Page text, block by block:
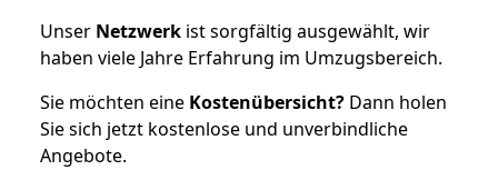
Unser Netzwerk ist sorgfältig ausgewählt, wir
haben viele Jahre Erfahrung im Umzugsbereich.
Sie möchten eine Kostenübersicht? Dann holen
Sie sich jetzt kostenlose und unverbindliche
Angebote.